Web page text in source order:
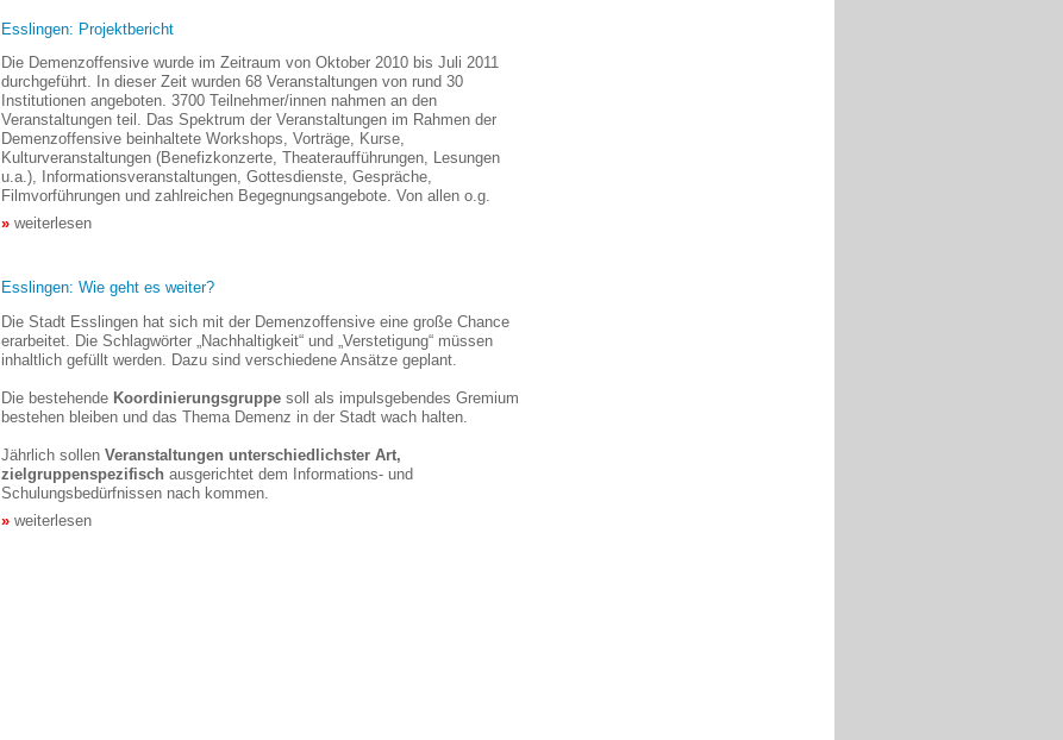
Esslingen: Projektbericht
Die Demenzoffensive wurde im Zeitraum von Oktober 2010 bis Juli 2011
durchgeführt. In dieser Zeit wurden 68 Veranstaltungen von rund 30
Institutionen angeboten. 3700 Teilnehmer/innen nahmen an den
Veranstaltungen teil. Das Spektrum der Veranstaltungen im Rahmen der
Demenzoffensive beinhaltete Workshops, Vorträge, Kurse,
Kulturveranstaltungen (Benefizkonzerte, Theateraufführungen, Lesungen
u.a.), Informationsveranstaltungen, Gottesdienste, Gespräche,
Filmvorführungen und zahlreichen Begegnungsangebote. Von allen o.g.
weiterlesen
Esslingen: Wie geht es weiter?
Die Stadt Esslingen hat sich mit der Demenzoffensive eine große Chance
erarbeitet. Die Schlagwörter „Nachhaltigkeit“ und „Verstetigung“ müssen
inhaltlich gefüllt werden. Dazu sind verschiedene Ansätze geplant.
Die bestehende Koordinierungsgruppe soll als impulsgebendes Gremium
bestehen bleiben und das Thema Demenz in der Stadt wach halten.
Jährlich sollen Veranstaltungen unterschiedlichster Art,
zielgruppenspezifisch ausgerichtet dem Informations- und
Schulungsbedürfnissen nach kommen.
weiterlesen